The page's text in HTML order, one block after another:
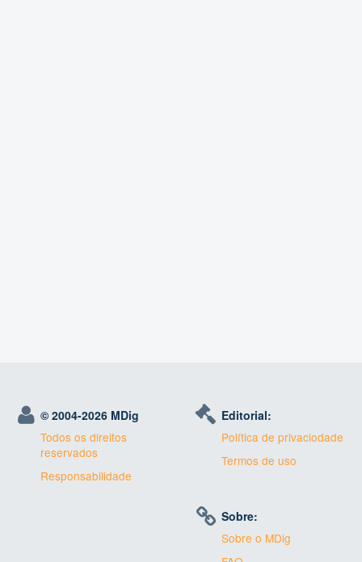
© 2004-2026 MDig
Todos os direitos
reservados
Responsabilidade
Editorial:
Política de privaciodade
Termos de uso
Sobre:
Sobre o MDig